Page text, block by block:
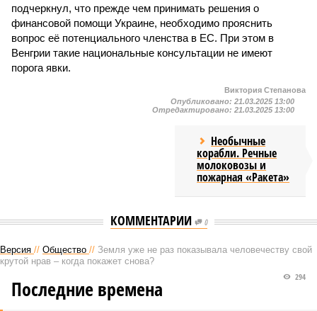
подчеркнул, что прежде чем принимать решения о
финансовой помощи Украине, необходимо прояснить
вопрос её потенциального членства в ЕС. При этом в
Венгрии такие национальные консультации не имеют
порога явки.
Виктория Степанова
Опубликовано: 21.03.2025 13:00
Отредактировано: 21.03.2025 13:00
Необычные
корабли. Речные
молоковозы и
пожарная «Ракета»
КОММЕНТАРИИ 0
Версия // Общество // Земля уже не раз показывала человечеству свой
крутой нрав – когда покажет снова?
294
Последние времена